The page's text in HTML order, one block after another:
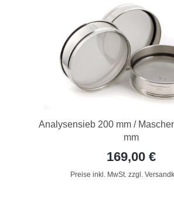
Analysensieb 200 mm /
mm
169,00 €
Preise inkl. MwSt. zzgl.